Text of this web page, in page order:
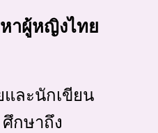
าผู้หญิงไทย
ละนักเขียน
กษาถึง